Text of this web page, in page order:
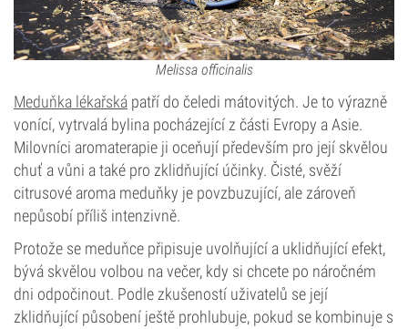
Melissa officinalis
Meduňka lékařská patří do čeledi mátovitých. Je to výrazně
vonící, vytrvalá bylina pocházející z části Evropy a Asie.
Milovníci aromaterapie ji oceňují především pro její skvělou
chuť a vůni a také pro zklidňující účinky. Čisté, svěží
citrusové aroma meduňky je povzbuzující, ale zároveň
nepůsobí příliš intenzivně.
Protože se meduňce připisuje uvolňující a uklidňující efekt,
bývá skvělou volbou na večer, kdy si chcete po náročném
dni odpočinout. Podle zkušeností uživatelů se její
zklidňující působení ještě prohlubuje, pokud se kombinuje s